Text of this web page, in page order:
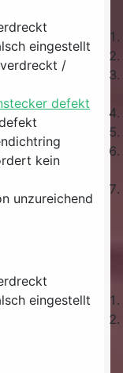
eingestellt
/
defekt
kein
unzureichend
eingestellt